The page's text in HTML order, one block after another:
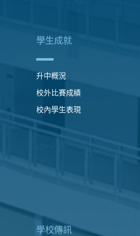
學生成就
升中概況
校外比賽成績
校內學生表現
學校傳訊